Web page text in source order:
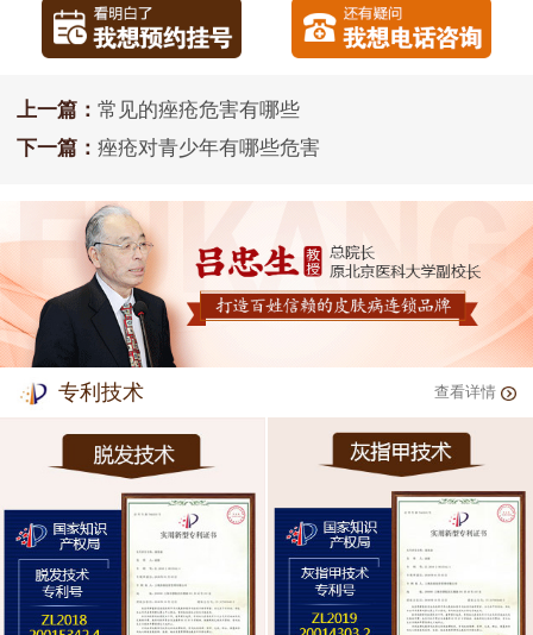
上一篇： 常见的痤疮危害有哪些
下一篇： 痤疮对青少年有哪些危害
专利技术 查看详情